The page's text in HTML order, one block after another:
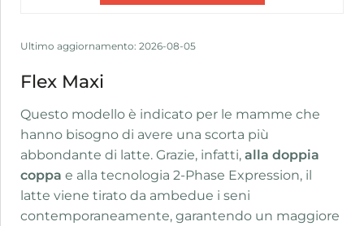
Ultimo aggiornamento: 2026-08-05
Flex Maxi
Questo modello è indicato per le mamme che
hanno bisogno di avere una scorta più
abbondante di latte. Grazie, infatti, alla doppia
coppa e alla tecnologia 2-Phase Expression, il
latte viene tirato da ambedue i seni
contemporaneamente, garantendo un maggiore